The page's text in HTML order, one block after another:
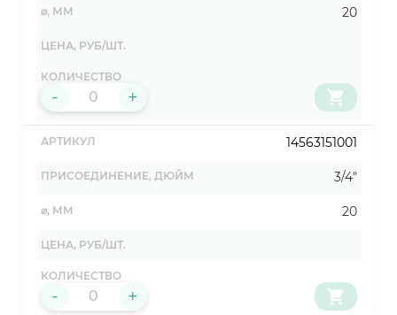
20
- +
14563151001
3/4"
20
- +